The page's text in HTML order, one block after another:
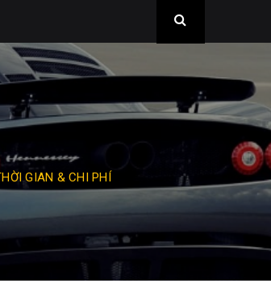
GIAN & CHI PHÍ